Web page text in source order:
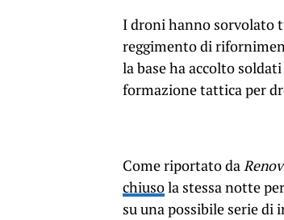
I droni hanno sorvolato
reggimento di
la base ha accolto
formazione tattica per
Come riportato da
chiusola stessa notte
su una possibile serie